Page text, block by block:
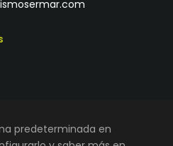
predeterminada en